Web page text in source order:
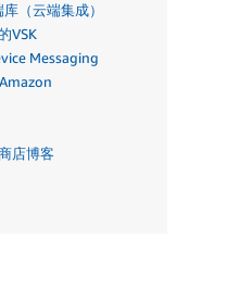
（云端集成）
VSK
Messaging
店博客